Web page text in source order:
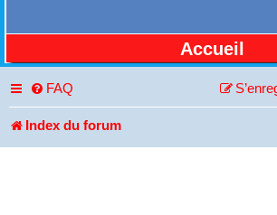
Accueil
FAQ
Index du forum